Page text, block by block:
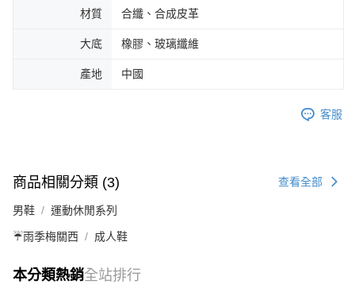
材質 合纖、合成皮革
大底 橡膠、玻璃纖維
產地 中國
客服
商品相關分類 (3) 查看全部
男鞋 運動休閒系列
☔雨季梅關西 成人鞋
本分類熱銷全站排行